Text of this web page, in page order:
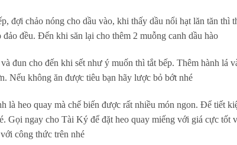
đợi chảo nóng cho dầu vào, khi thấy dầu nổi hạt lăn tăn
đều. Đến khi săn lại cho thêm 2 muỗng canh dầu hào
đun cho đến khi sết như ý muốn thì tắt bếp. Thêm hành lá
Nếu không ăn được tiêu bạn hãy lược bỏ bớt nhé
là heo quay mà chế biến được rất nhiều món ngon. Để tiết
Gọi ngay cho Tài Ký để đặt heo quay miếng với giá cực tốt
công thức trên nhé